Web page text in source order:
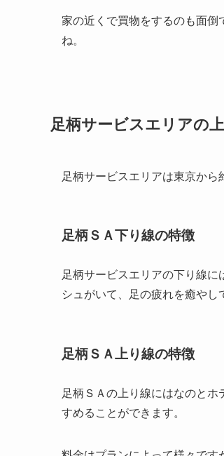
家の近くで買物をするのも面倒
ね。
足柄サービスエリアの
足柄サービスエリアは東京から
足柄ＳＡ下り線の特徴
足柄サービスエリアの下り線
シュがいて、足の疲れを癒やし
足柄ＳＡ上り線の特徴
足柄ＳＡの上り線にはなのと
すめることができます。